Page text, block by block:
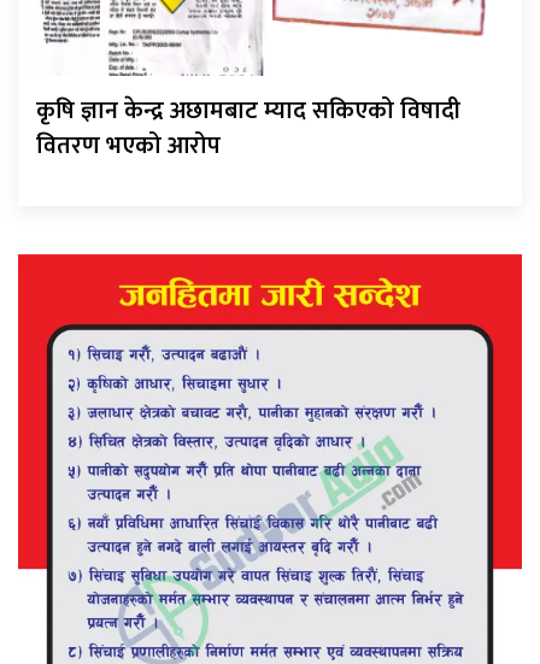
कृषि ज्ञान केन्द्र अछामबाट म्याद सकिएको विषादी
वितरण भएको आरोप